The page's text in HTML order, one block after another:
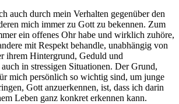
auch durch mein Verhalten gegenüber den
mich immer zu Gott zu bekennen. Zum
ein offenes Ohr habe und wirklich zuhöre,
mit Respekt behandle, unabhängig von
ihrem Hintergrund, Geduld und
in stressigen Situationen. Der Grund,
mich persönlich so wichtig sind, um junge
Gott anzuerkennen, ist, dass ich darin
Leben ganz konkret erkennen kann.